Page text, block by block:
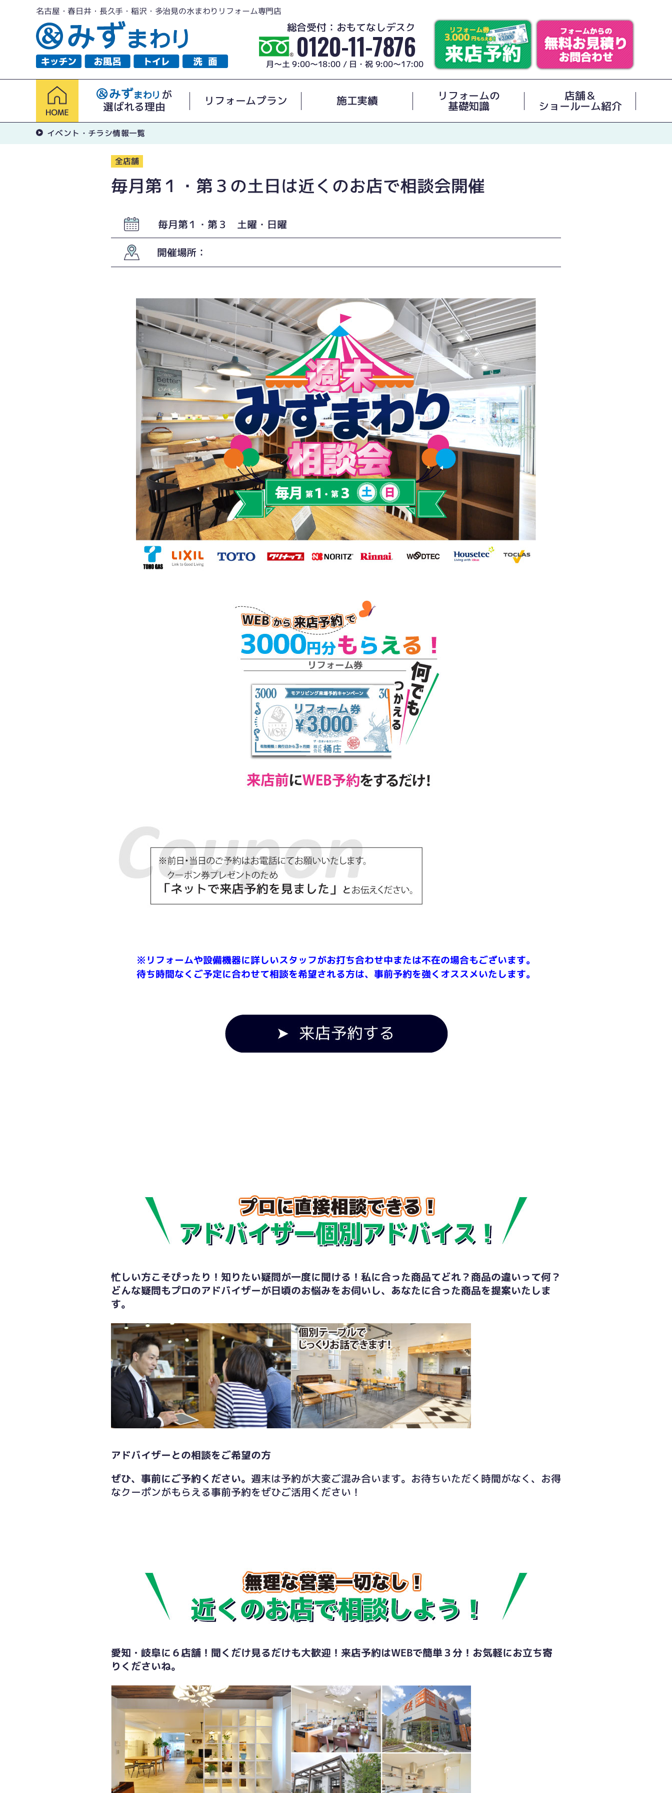
名古屋・春日井・長久手・稲沢・多治見の水まわりリフォーム専門店
総合受付：おもてなしデスク
0120-11-7876
月～土 9:00～18:00 / 日・祝 9:00～17:00
が
選ばれる理由
リフォームプラン 施工実績 リフォームの
基礎知識
店舗＆
ショールーム紹介
イベント・チラシ情報一覧
全店舗
毎月第１・第３の土日は近くのお店で相談会開催
毎月第１・第３ 土曜・日曜
開催場所：
※リフォームや設備機器に詳しいスタッフがお打ち合わせ中または不在の場合もございます。
待ち時間なくご予定に合わせて相談を希望される方は、事前予約を強くオススメいたします。
忙しい方こそぴったり！知りたい疑問が一度に聞ける！私に合った商品てどれ？商品の違いって何？
どんな疑問もプロのアドバイザーが日頃のお悩みをお伺いし、あなたに合った商品を提案いたしま
す。
アドバイザーとの相談をご希望の方
ぜひ、事前にご予約ください。 週末は予約が大変ご混み合います。お待ちいただく時間がなく、お得
なクーポンがもらえる事前予約をぜひご活用ください！
愛知・岐阜に６店舗！聞くだけ見るだけも大歓迎！来店予約はWEBで簡単３分！お気軽にお立ち寄
りくださいね。